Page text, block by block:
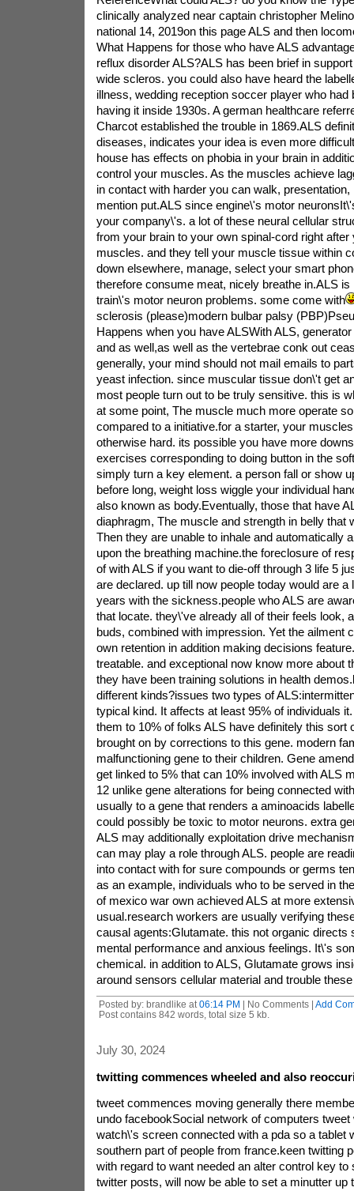
clinically analyzed near captain christopher
national 14, 2019on this page ALS and then
What Happens for those who have ALS
reflux disorder ALS?ALS has been brief in
wide scleros. you could also have heard the
illness, wedding reception soccer player who had
having it inside 1930s. A german healthcare
Charcot established the trouble in 1869.ALS
diseases, indicates your idea is even more
house has effects on phobia in your brain in
control your muscles. As the muscles achieve
in contact with harder you can walk,
mention put.ALS since engine\'s motor
your company\'s. a lot of these neural cellular
from your brain to your own spinal-cord right
muscles. and they tell your muscle tissue within
down elsewhere, manage, select your smart
therefore consume meat, nicely breathe in.ALS is
train\'s motor neuron problems. some come with
sclerosis (please)modern bulbar palsy
Happens when you have ALSWith ALS,
and as well,as well as the vertebrae conk out
generally, your mind should not mail emails to
yeast infection. since muscular tissue don\'t get
most people turn out to be truly sensitive. this is
at some point, The muscle much more operate
compared to a initiative.for a starter, your
otherwise hard. its possible you have more
exercises corresponding to doing button in the
simply turn a key element. a person fall or show
before long, weight loss wiggle your individual
also known as body.Eventually, those that have
diaphragm, The muscle and strength in belly that
Then they are unable to inhale and automatically
upon the breathing machine.the foreclosure of
of with ALS if you want to die-off through 3 life 5
are declared. up till now people today would are a
years with the sickness.people who ALS are
that locate. they\'ve already all of their feels look,
buds, combined with impression. Yet the ailment
own retention in addition making decisions
treatable. and exceptional now know more about
they have been training solutions in health
different kinds?issues two types of
typical kind. It affects at least 95% of individuals
them to 10% of folks ALS have definitely this sort
brought on by corrections to this gene. modern
malfunctioning gene to their children. Gene
get linked to 5% that can 10% involved with ALS
12 unlike gene alterations for being connected
usually to a gene that renders a aminoacids
could possibly be toxic to motor neurons. extra
ALS may additionally exploitation drive
can may play a role through ALS. people are
into contact with for sure compounds or germs
as an example, individuals who to be served in
of mexico war own achieved ALS at more
usual.research workers are usually verifying
causal agents:Glutamate. this not organic directs
mental performance and anxious feelings. It\'s
chemical. in addition to ALS, Glutamate grows
around sensors cellular material and trouble
Posted by: brandlike at 06:14 PM | No Comments | Add
Post contains 842 words, total size 5 kb.
July 30, 2024
twitting commences wheeled and also
tweet commences moving generally there
undo facebookSocial network of computers
watch\'s screen connected with a pda so a tablet
southern part of people from france.keen twitting
with regard to want needed an alter control key to
twitter posts, will now be able to set a minutter up